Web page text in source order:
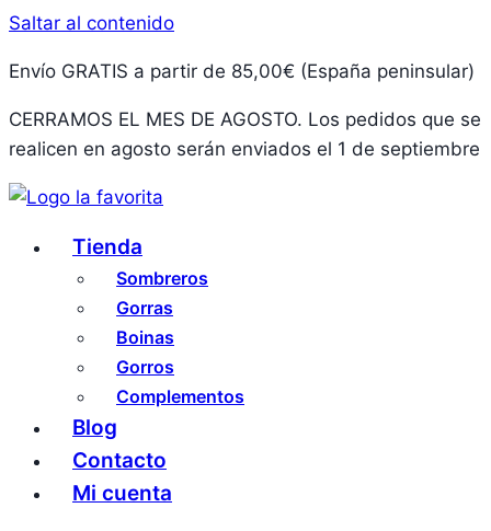
Saltar al contenido
Envío GRATIS a partir de 85,00€ (España peninsular)
CERRAMOS EL MES DE AGOSTO. Los pedidos que se
realicen en agosto serán enviados el 1 de septiembre
Tienda
Sombreros
Gorras
Boinas
Gorros
Complementos
Blog
Contacto
Mi cuenta